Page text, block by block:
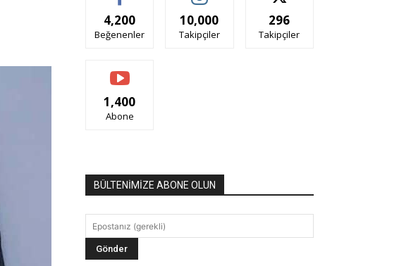
4,200
Beğenenler
10,000
Takipçiler
296
Takipçiler
1,400
Abone
BÜLTENİMİZE ABONE OLUN